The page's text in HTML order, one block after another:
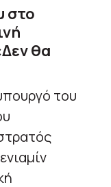
στο
θα
του